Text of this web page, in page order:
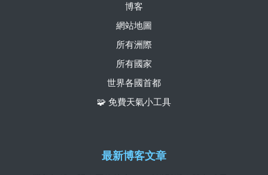
博客
網站地圖
所有洲際
所有國家
世界各國首都
🧩 免費天氣小工具
最新博客文章